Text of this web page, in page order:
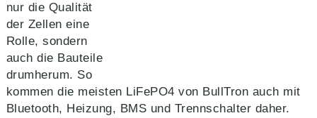
nur die Qualität
der Zellen eine
Rolle, sondern
auch die Bauteile
drumherum. So
kommen die meisten LiFePO4 von BullTron auch mit
Bluetooth, Heizung, BMS und Trennschalter daher.